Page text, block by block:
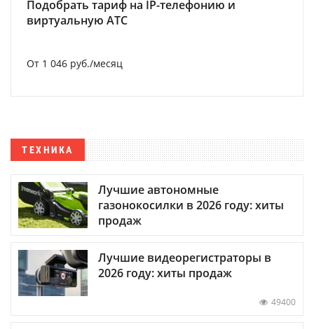
Подобрать тариф на IP-телефонию и
виртуальную АТС
От 1 046 руб./месяц
ТЕХНИКА
Лучшие автономные
газонокосилки в 2026 году: хиты
продаж
Лучшие видеорегистраторы в
2026 году: хиты продаж
49400